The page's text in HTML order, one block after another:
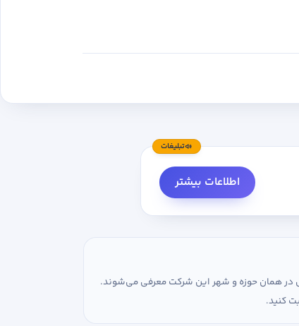
تبلیغات
اطلاعات بیشتر
در همان حوزه و شهر این شرکت معرفی می‌شوند.
کنید.